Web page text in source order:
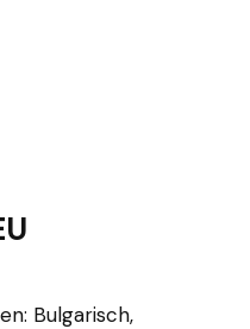
Bulgarisch,